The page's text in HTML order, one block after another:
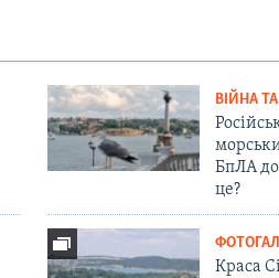
ВІЙНА
БпЛА до
це?
Краса